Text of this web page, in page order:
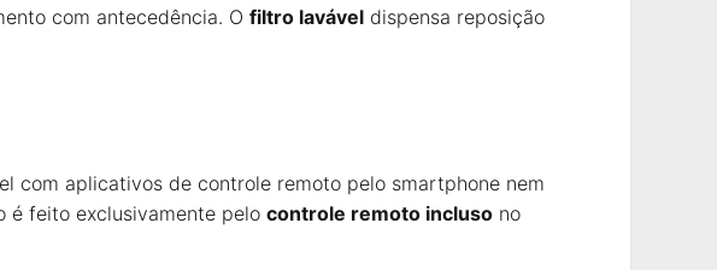
com antecedência. O filtro lavável dispensa reposição
com aplicativos de controle remoto pelo smartphone nem
é feito exclusivamente pelo controle remoto incluso no